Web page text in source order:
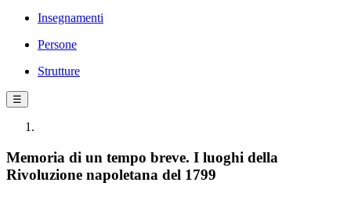
Insegnamenti
Persone
Strutture
☰
Memoria di un tempo breve. I luoghi della
Rivoluzione napoletana del 1799